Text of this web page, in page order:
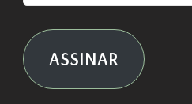
ASSINAR